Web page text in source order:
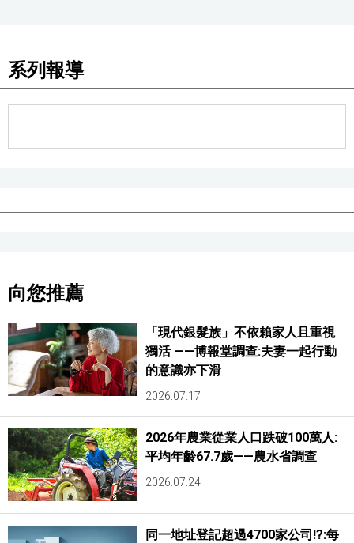
系列報導
向您推薦
「現代銀髮族」不依賴家人且重視
獨活 ——博報堂調查:夫妻一起行動
的意識亦下滑
2026.07.17
2026年農業從業人口跌破100萬人:
平均年齡67.7歲——農水省調查
2026.07.24
同一地址登記超過4700家公司!?:每